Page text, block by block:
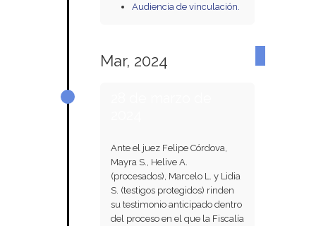
Audiencia de vinculación.
Mar, 2024
Ante el juez Felipe Córdova,
Mayra S., Helive A.
(procesados), Marcelo L. y Lidia
S. (testigos protegidos) rinden
su testimonio anticipado dentro
del proceso en el que la Fiscalía